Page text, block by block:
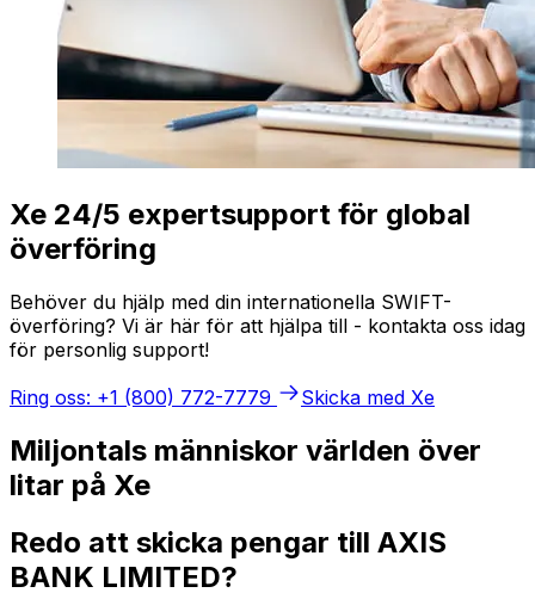
Xe 24/5 expertsupport för global
överföring
Behöver du hjälp med din internationella SWIFT-
överföring? Vi är här för att hjälpa till - kontakta oss idag
för personlig support!
Ring oss: +1 (800) 772-7779
Skicka med Xe
Miljontals människor världen över
litar på Xe
Redo att skicka pengar till AXIS
BANK LIMITED?